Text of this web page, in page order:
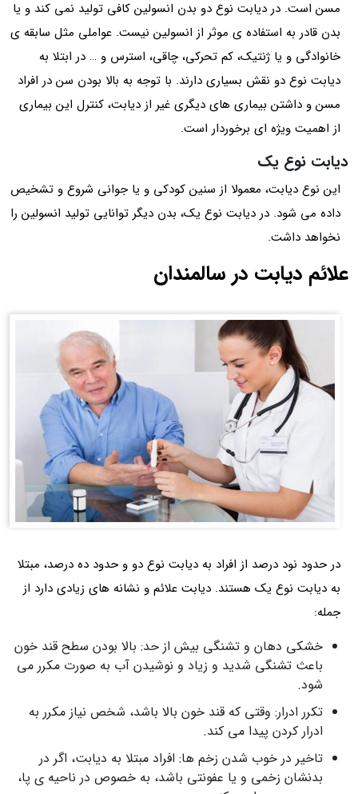
مسن است. در دیابت نوع دو بدن انسولین کافی تولید نمی کند و یا
بدن قادر به استفاده ی موثر از انسولین نیست. عواملی مثل سابقه ی
خانوادگی و یا ژنتیک، کم تحرکی، چاقی، استرس و … در ابتلا به
دیابت نوع دو نقش بسیاری دارند. با توجه به بالا بودن سن در افراد
مسن و داشتن بیماری های دیگری غیر از دیابت، کنترل این بیماری
از اهمیت ویژه ای برخوردار است.
دیابت نوع یک
این نوع دیابت، معمولا از سنین کودکی و یا جوانی شروع و تشخیص
داده می شود. در دیابت نوع یک، بدن دیگر توانایی تولید انسولین را
نخواهد داشت.
علائم دیابت در سالمندان
در حدود نود درصد از افراد به دیابت نوع دو و حدود ده درصد، مبتلا
به دیابت نوع یک هستند. دیابت علائم و نشانه های زیادی دارد از
جمله:
خشکی دهان و تشنگی بیش از حد: بالا بودن سطح قند خون
باعث تشنگی شدید و زیاد و نوشیدن آب به صورت مکرر می
شود.
تکرر ادرار: وقتی که قند خون بالا باشد، شخص نیاز مکرر به
ادرار کردن پیدا می کند.
تاخیر در خوب شدن زخم ها: افراد مبتلا به دیابت، اگر در
بدنشان زخمی و یا عفونتی باشد، به خصوص در ناحیه ی پا،